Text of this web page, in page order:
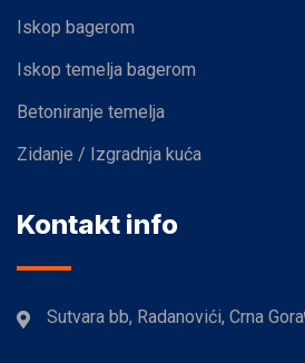
Iskop bagerom
Iskop temelja bagerom
Betoniranje temelja
Zidanje / Izgradnja kuća
Kontakt info
Sutvara bb, Radanovići, Crna Gora